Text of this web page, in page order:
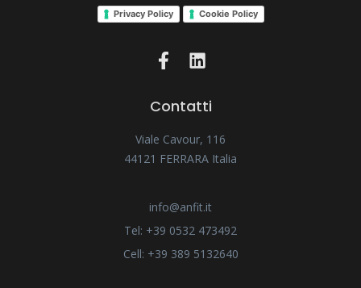
Privacy Policy Cookie Policy
Contatti
Viale Cavour, 116
44121 FERRARA Italia
info@anfit.it
Tel: +39 0532 473492
Cell: +39 389 5132640